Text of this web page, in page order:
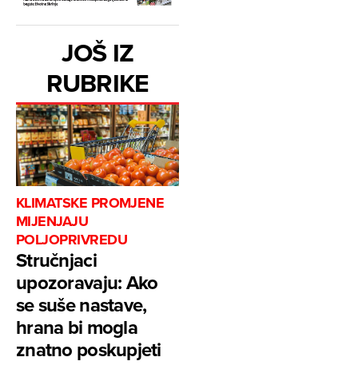
JOŠ IZ
RUBRIKE
KLIMATSKE PROMJENE
MIJENJAJU
POLJOPRIVREDU
Stručnjaci
upozoravaju: Ako
se suše nastave,
hrana bi mogla
znatno poskupjeti